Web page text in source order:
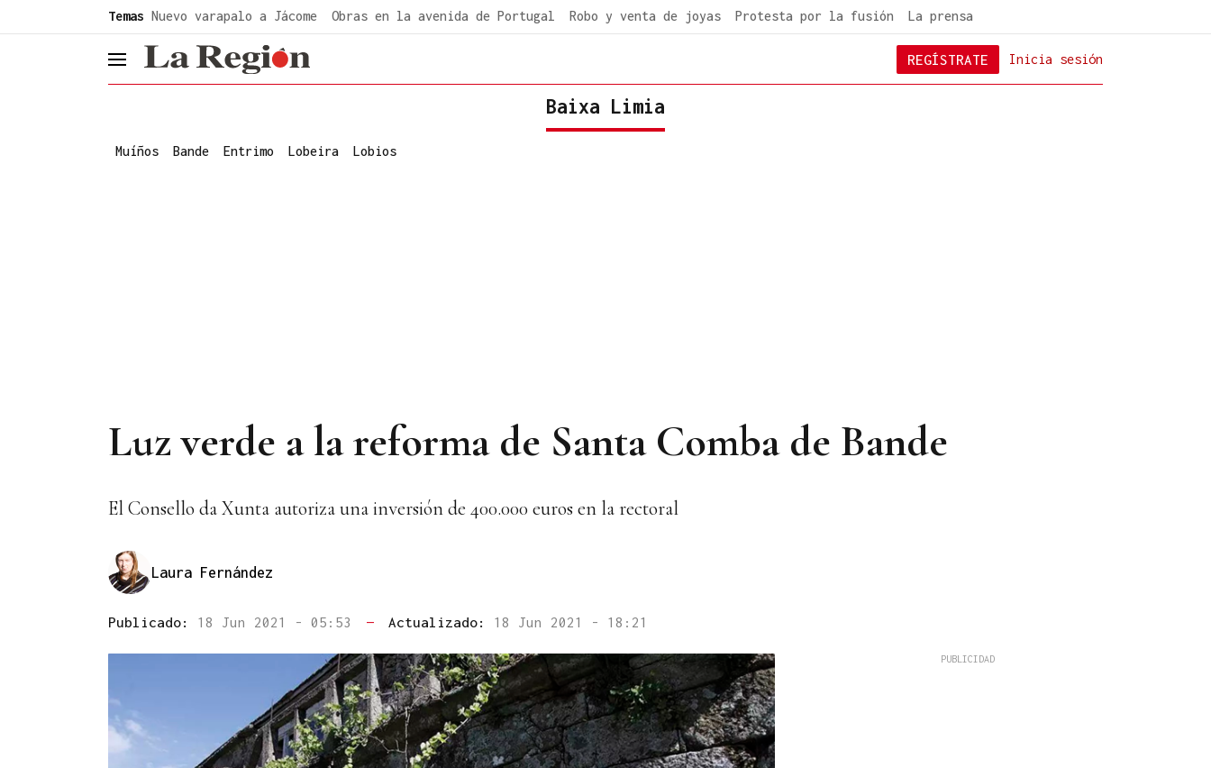
Temas Nuevo varapalo a Jácome Obras en la avenida de Portugal Robo y venta de joyas Protesta por la fusión La prensa
header.menu.open Inicia sesión
REGÍSTRATE
Baixa Limia
Muíños Bande Entrimo Lobeira Lobios
Luz verde a la reforma de Santa Comba de Bande
El Consello da Xunta autoriza una inversión de 400.000 euros en la rectoral
Laura Fernández
Publicado: 18 Jun 2021 - 05:53 — Actualizado: 18 Jun 2021 - 18:21